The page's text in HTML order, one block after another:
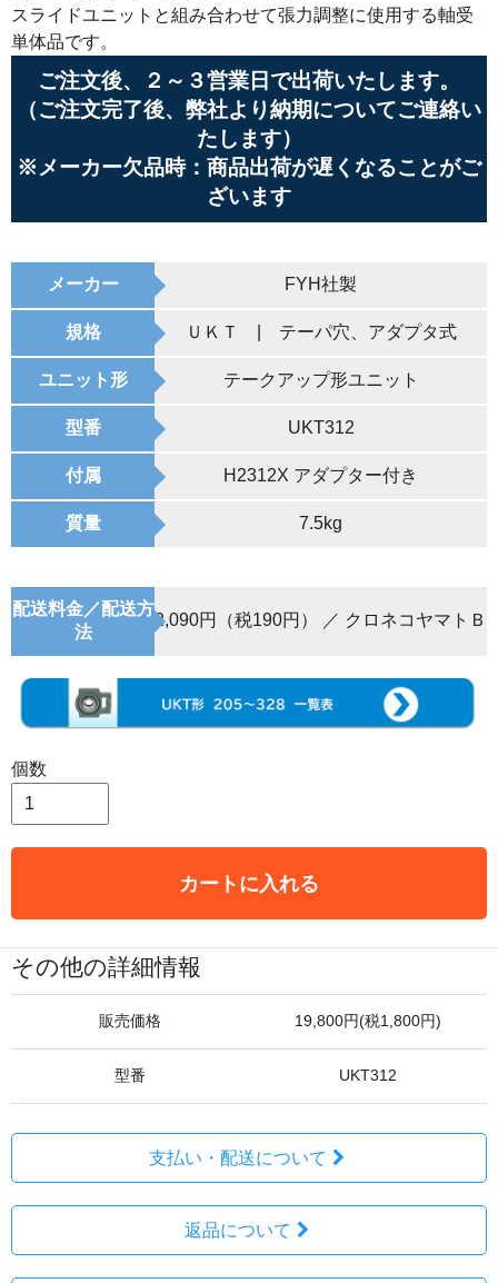
スライドユニットと組み合わせて張力調整に使用する軸受
単体品です。
ご注文後、２～３営業日で出荷いたします。
（ご注文完了後、弊社より納期についてご連絡い
たします）
※メーカー欠品時：商品出荷が遅くなることがご
ざいます
メーカー FYH社製
規格 ＵＫＴ | テーパ穴、アダプタ式
ユニット形 テークアップ形ユニット
型番 UKT312
付属 H2312X アダプター付き
質量 7.5kg
配送料金／配送方
法
2,090円（税190円） ／ クロネコヤマトＢ
個数
カートに入れる
その他の詳細情報
販売価格 19,800円(税1,800円)
型番 UKT312
支払い・配送について
返品について